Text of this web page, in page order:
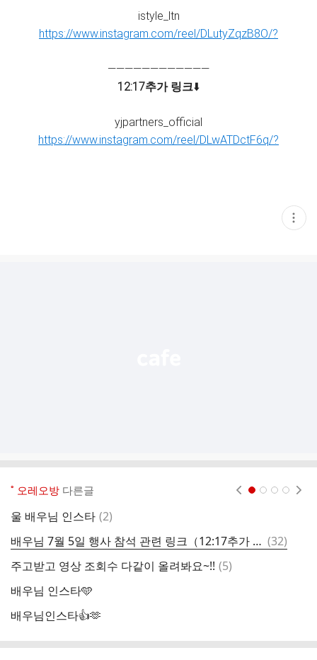
istyle_ltn
https://www.instagram.com/reel/DLutyZqzB8O/?
————————————
12:17추가 링크⬇️
yjpartners_official
https://www.instagram.com/reel/DLwATDctF6q/?
현
재
˚ 오레오방 다른글
울 배우님 인스타 댓
(2)
배우님 7월 5일 행사 참석 관련 링크（12:17추가 링크） 댓
글
(32)
주고받고 영상 조회수 다같이 올려봐요~!! 댓
(5)
배우님 인스타🩵
배우님인스타👍🫶